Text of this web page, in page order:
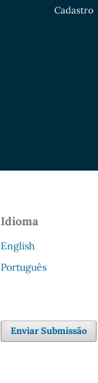
Cadastro
Idioma
English
Português
Enviar Submissão